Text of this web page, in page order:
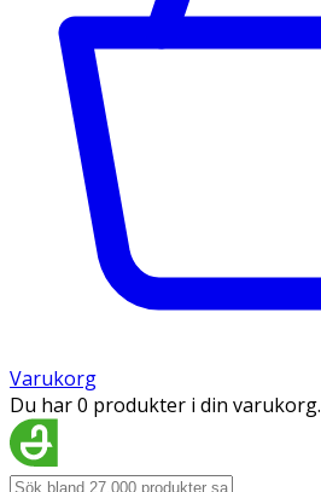
Varukorg
Du har 0 produkter i din varukorg.